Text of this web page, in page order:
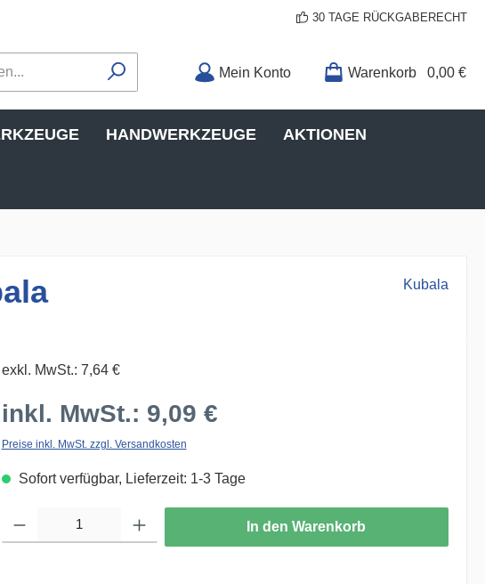
30 TAGE RÜCKGABERECHT
Mein Konto Warenkorb 0,00 €
HANDWERKZEUGE AKTIONEN
Kubala
exkl. MwSt.: 7,64 €
inkl. MwSt.: 9,09 €
Preise inkl. MwSt. zzgl. Versandkosten
Sofort verfügbar, Lieferzeit: 1-3 Tage
In den Warenkorb